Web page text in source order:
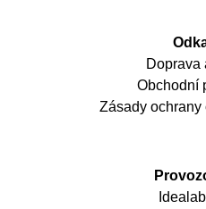
Doprava
Obchodní
Zásady